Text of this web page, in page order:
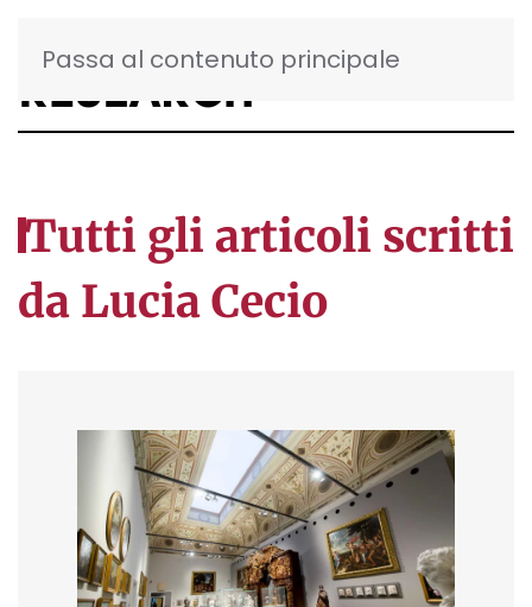
Passa al contenuto principale
Tutti gli articoli scritti
da Lucia Cecio